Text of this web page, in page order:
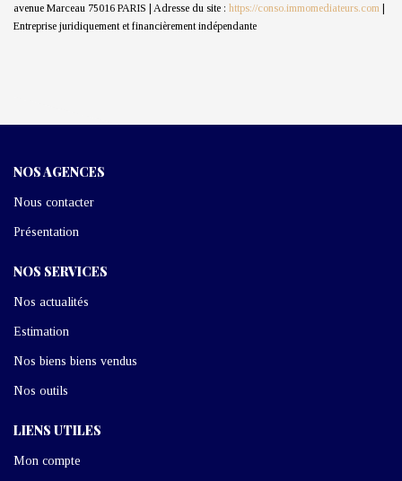
avenue Marceau 75016 PARIS | Adresse du site : https://conso.immomediateurs.com |
Entreprise juridiquement et financièrement indépendante
NOS AGENCES
Nous contacter
Présentation
NOS SERVICES
Nos actualités
Estimation
Nos biens biens vendus
Nos outils
LIENS UTILES
Mon compte